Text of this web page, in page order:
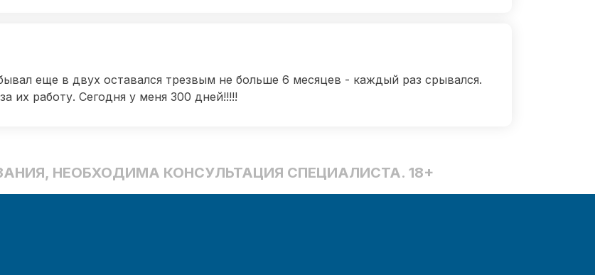
еще в двух оставался трезвым не больше 6 месяцев - каждый раз срывался.
их работу. Сегодня у меня 300 дней!!!!!
НЕОБХОДИМА КОНСУЛЬТАЦИЯ СПЕЦИАЛИСТА. 18+